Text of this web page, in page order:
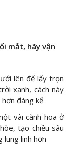
mắt, hãy vận
lên để lấy trọn
xanh, cách này
đáng kể
vài cành hoa ở
tạo chiều sâu
lung linh hơn